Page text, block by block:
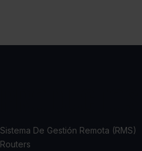
Sistema De Gestión Remota (RMS)
Routers